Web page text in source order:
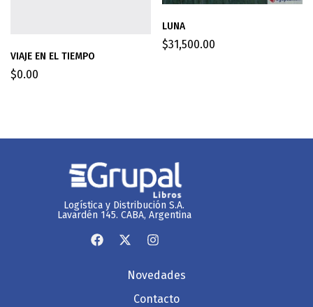
VIAJE EN EL TIEMPO
$0.00
LUNA
$31,500.00
Logística y Distribución S.A.
Lavardén 145. CABA, Argentina
Novedades
Contacto